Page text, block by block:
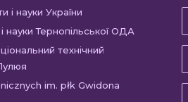
вкладці
новій
вкладці
в
новій
вкладці
і науки УкраїниВідкриється
в
новій
науки Тернопільської ОДА
технічний
новій
im. płk Gwidona